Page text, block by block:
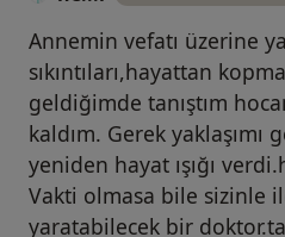
Annemin vefatı üzerine
sıkıntıları,hayattan
geldiğimde tanıştım
kaldım. Gerek yaklaşımı
yeniden hayat ışığı
Vakti olmasa bile sizinle
yaratabilecek bir